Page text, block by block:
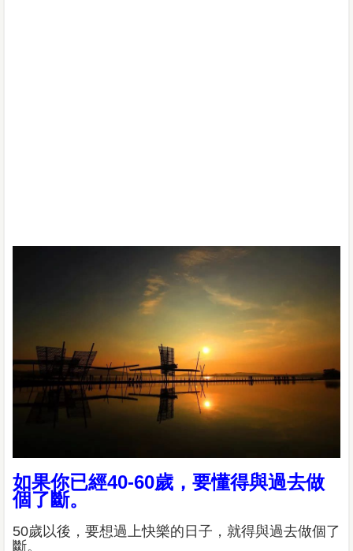
如果你已經40-60歲，要懂得與過去做
個了斷。
50歲以後，要想過上快樂的日子，就得與過去做個了
斷。